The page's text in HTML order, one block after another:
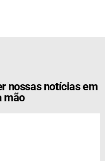
nossas notícias em
mão